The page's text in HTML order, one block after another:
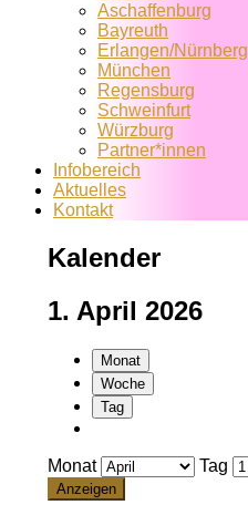
Aschaffenburg
Bayreuth
Erlangen/Nürnberg
München
Regensburg
Schweinfurt
Würzburg
Partner*innen
Infobereich
Aktuelles
Kontakt
Kalender
1. April 2026
Monat
Woche
Tag
Monat Tag